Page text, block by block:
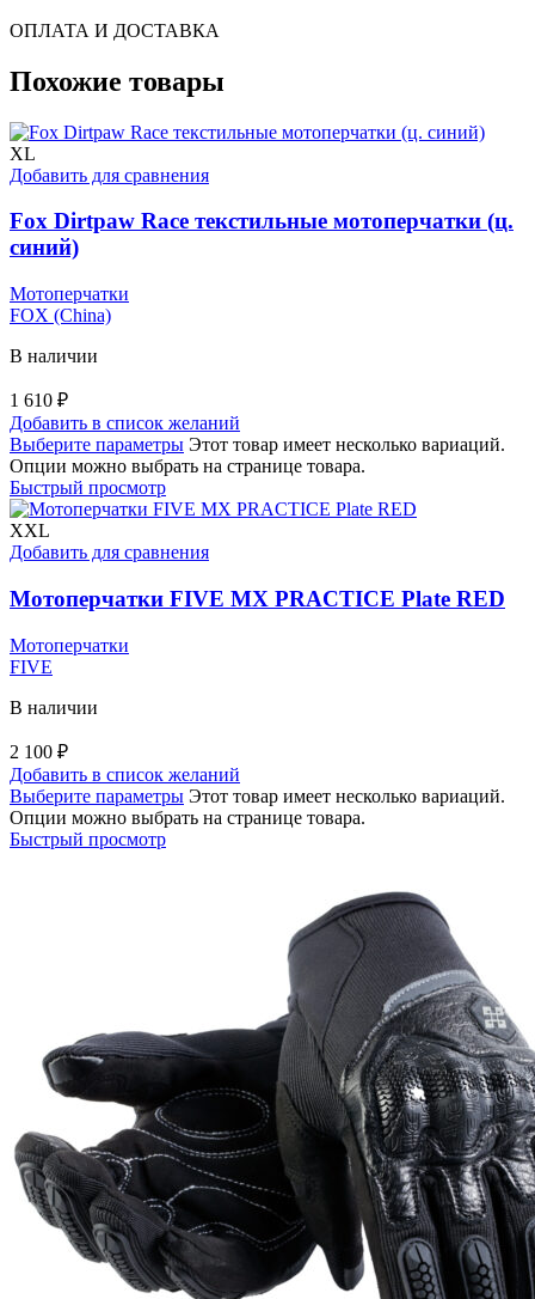
ОПЛАТА И ДОСТАВКА
Похожие товары
XL
Добавить для сравнения
Fox Dirtpaw Race текстильные мотоперчатки (ц.
синий)
Мотоперчатки
FOX (China)
В наличии
1 610 ₽
Добавить в список желаний
Выберите параметры Этот товар имеет несколько вариаций.
Опции можно выбрать на странице товара.
Быстрый просмотр
XXL
Добавить для сравнения
Мотоперчатки FIVE MX PRACTICE Plate RED
Мотоперчатки
FIVE
В наличии
2 100 ₽
Добавить в список желаний
Выберите параметры Этот товар имеет несколько вариаций.
Опции можно выбрать на странице товара.
Быстрый просмотр